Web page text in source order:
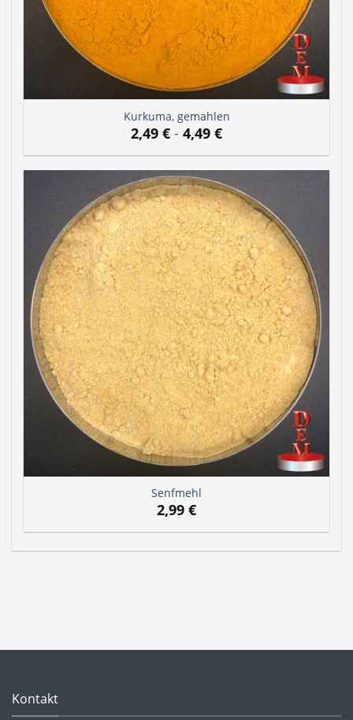
Kurkuma, gemahlen
2,49 € - 4,49 €
Senfmehl
2,99 €
Kontakt